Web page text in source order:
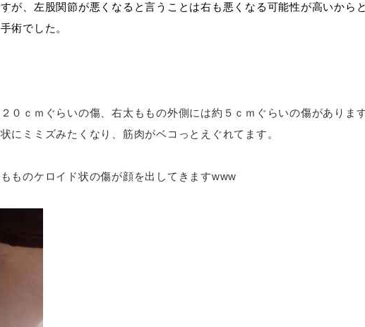
が、左股関節が悪くなると言うことは右も悪くなる可能性が高いから
術でした。
０ｃｍぐらいの傷、右太ももの外側には約５ｃｍぐらいの傷がありま
にミミズみたくなり、筋肉がベコっとえぐれてます。
ものケロイド状の傷が顔を出してきますwww